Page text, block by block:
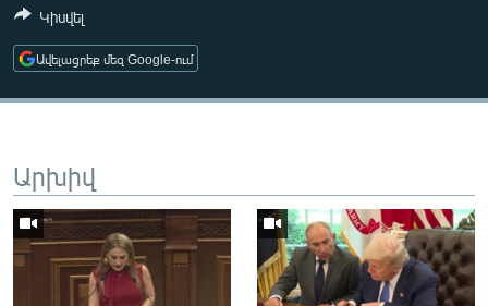
ՁԳՏԵԼՈՎ ԼԱՎԱԳՈՒՅՆԻՆ
ՓՈԴՔԱՍԹ
English
Русский
ՀԵՏԵՎԵՔ ՄԵԶ
Կիսվել
Ավելացրեք մեզ Google-ում
Արխիվ